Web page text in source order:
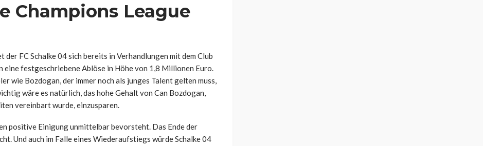
Champions League
FC Schalke 04 sich bereits in Verhandlungen mit dem Club
eine festgeschriebene Ablöse in Höhe von 1,8 Millionen Euro.
wie Bozdogan, der immer noch als junges Talent gelten muss,
wäre es natürlich, das hohe Gehalt von Can Bozdogan,
vereinbart wurde, einzusparen.
positive Einigung unmittelbar bevorsteht. Das Ende der
Und auch im Falle eines Wiederaufstiegs würde Schalke 04